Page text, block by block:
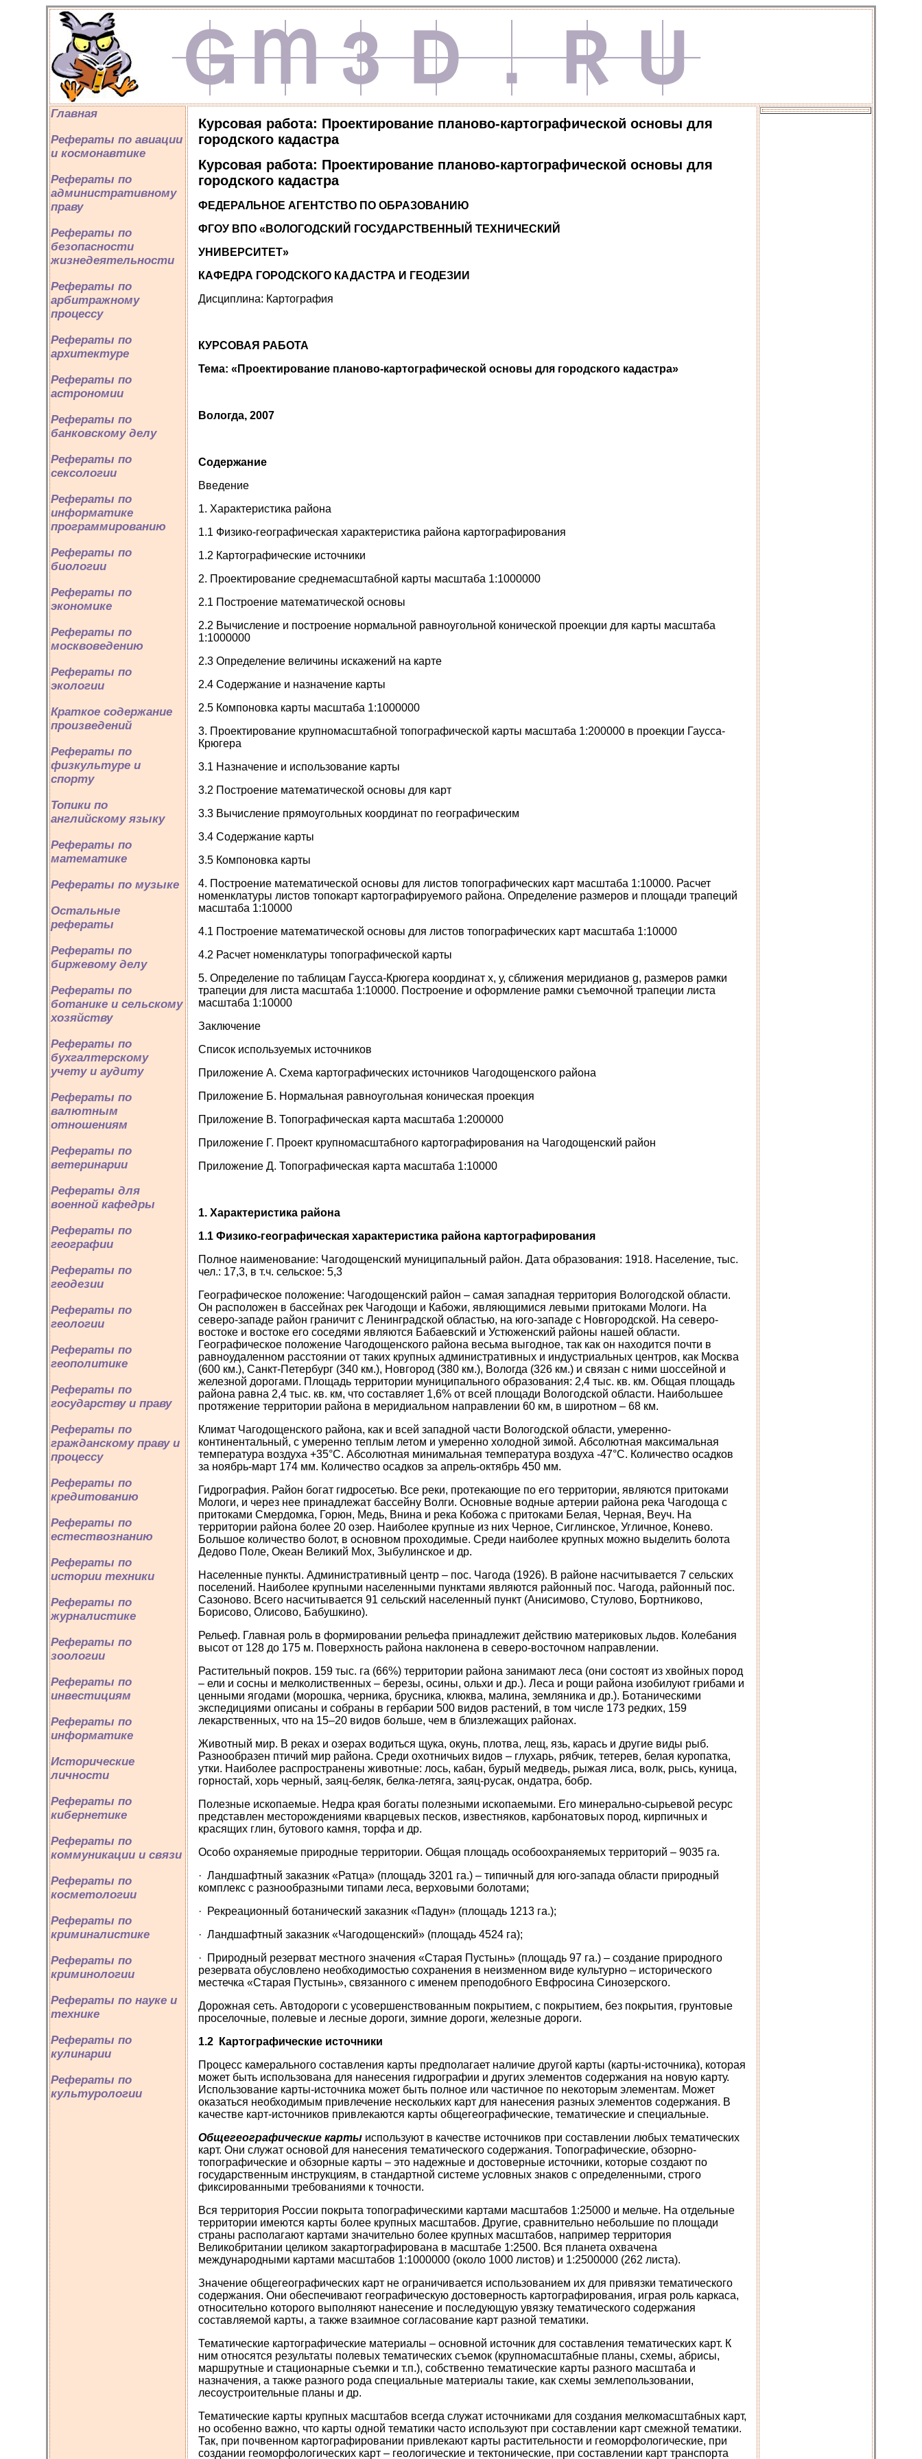
Главная
Рефераты по авиации
и космонавтике
Рефераты по
административному
праву
Рефераты по
безопасности
жизнедеятельности
Рефераты по
арбитражному
процессу
Рефераты по
архитектуре
Рефераты по
астрономии
Рефераты по
банковскому делу
Рефераты по
сексологии
Рефераты по
информатике
программированию
Рефераты по
биологии
Рефераты по
экономике
Рефераты по
москвоведению
Рефераты по
экологии
Краткое содержание
произведений
Рефераты по
физкультуре и
спорту
Топики по
английскому языку
Рефераты по
математике
Рефераты по музыке
Остальные
рефераты
Рефераты по
биржевому делу
Рефераты по
ботанике и сельскому
хозяйству
Рефераты по
бухгалтерскому
учету и аудиту
Рефераты по
валютным
отношениям
Рефераты по
ветеринарии
Рефераты для
военной кафедры
Рефераты по
географии
Рефераты по
геодезии
Рефераты по
геологии
Рефераты по
геополитике
Рефераты по
государству и праву
Рефераты по
гражданскому праву и
процессу
Рефераты по
кредитованию
Рефераты по
естествознанию
Рефераты по
истории техники
Рефераты по
журналистике
Рефераты по
зоологии
Рефераты по
инвестициям
Рефераты по
информатике
Исторические
личности
Рефераты по
кибернетике
Рефераты по
коммуникации и связи
Рефераты по
косметологии
Рефераты по
криминалистике
Рефераты по
криминологии
Рефераты по науке и
технике
Рефераты по
кулинарии
Рефераты по
культурологии
Курсовая работа: Проектирование планово-картографической основы для
городского кадастра
Курсовая работа: Проектирование планово-картографической основы для
городского кадастра
ФЕДЕРАЛЬНОЕ АГЕНТСТВО ПО ОБРАЗОВАНИЮ
ФГОУ ВПО «ВОЛОГОДСКИЙ ГОСУДАРСТВЕННЫЙ ТЕХНИЧЕСКИЙ
УНИВЕРСИТЕТ»
КАФЕДРА ГОРОДСКОГО КАДАСТРА И ГЕОДЕЗИИ
Дисциплина: Картография
КУРСОВАЯ РАБОТА
Тема: «Проектирование планово-картографической основы для городского кадастра»
Вологда, 2007
Содержание
Введение
1. Характеристика района
1.1 Физико-географическая характеристика района картографирования
1.2 Картографические источники
2. Проектирование среднемасштабной карты масштаба 1:1000000
2.1 Построение математической основы
2.2 Вычисление и построение нормальной равноугольной конической проекции для карты масштаба
1:1000000
2.3 Определение величины искажений на карте
2.4 Содержание и назначение карты
2.5 Компоновка карты масштаба 1:1000000
3. Проектирование крупномасштабной топографической карты масштаба 1:200000 в проекции Гаусса-
Крюгера
3.1 Назначение и использование карты
3.2 Построение математической основы для карт
3.3 Вычисление прямоугольных координат по географическим
3.4 Содержание карты
3.5 Компоновка карты
4. Построение математической основы для листов топографических карт масштаба 1:10000. Расчет
номенклатуры листов топокарт картографируемого района. Определение размеров и площади трапеций
масштаба 1:10000
4.1 Построение математической основы для листов топографических карт масштаба 1:10000
4.2 Расчет номенклатуры топографической карты
5. Определение по таблицам Гаусса-Крюгера координат х, у, сближения меридианов g, размеров рамки
трапеции для листа масштаба 1:10000. Построение и оформление рамки съемочной трапеции листа
масштаба 1:10000
Заключение
Список используемых источников
Приложение А. Схема картографических источников Чагодощенского района
Приложение Б. Нормальная равноугольная коническая проекция
Приложение В. Топографическая карта масштаба 1:200000
Приложение Г. Проект крупномасштабного картографирования на Чагодощенский район
Приложение Д. Топографическая карта масштаба 1:10000
1. Характеристика района
1.1 Физико-географическая характеристика района картографирования
Полное наименование: Чагодощенский муниципальный район. Дата образования: 1918. Население, тыс.
чел.: 17,3, в т.ч. сельское: 5,3
Географическое положение: Чагодощенский район – самая западная территория Вологодской области.
Он расположен в бассейнах рек Чагодощи и Кабожи, являющимися левыми притоками Мологи. На
северо-западе район граничит с Ленинградской областью, на юго-западе с Новгородской. На северо-
востоке и востоке его соседями являются Бабаевский и Устюженский районы нашей области.
Географическое положение Чагодощенского района весьма выгодное, так как он находится почти в
равноудаленном расстоянии от таких крупных административных и индустриальных центров, как Москва
(600 км.), Санкт-Петербург (340 км.), Новгород (380 км.), Вологда (326 км.) и связан с ними шоссейной и
железной дорогами. Площадь территории муниципального образования: 2,4 тыс. кв. км. Общая площадь
района равна 2,4 тыс. кв. км, что составляет 1,6% от всей площади Вологодской области. Наибольшее
протяжение территории района в меридиальном направлении 60 км, в широтном – 68 км.
Климат Чагодощенского района, как и всей западной части Вологодской области, умеренно-
континентальный, с умеренно теплым летом и умеренно холодной зимой. Абсолютная максимальная
температура воздуха +35°С. Абсолютная минимальная температура воздуха -47°С. Количество осадков
за ноябрь-март 174 мм. Количество осадков за апрель-октябрь 450 мм.
Гидрография. Район богат гидросетью. Все реки, протекающие по его территории, являются притоками
Мологи, и через нее принадлежат бассейну Волги. Основные водные артерии района река Чагодоща с
притоками Смердомка, Горюн, Медь, Внина и река Кобожа с притоками Белая, Черная, Веуч. На
территории района более 20 озер. Наиболее крупные из них Черное, Сиглинское, Угличное, Конево.
Большое количество болот, в основном проходимые. Среди наиболее крупных можно выделить болота
Дедово Поле, Океан Великий Мох, Зыбулинское и др.
Населенные пункты. Административный центр – пос. Чагода (1926). В районе насчитывается 7 сельских
поселений. Наиболее крупными населенными пунктами являются районный пос. Чагода, районный пос.
Сазоново. Всего насчитывается 91 сельский населенный пункт (Анисимово, Стулово, Бортниково,
Борисово, Олисово, Бабушкино).
Рельеф. Главная роль в формировании рельефа принадлежит действию материковых льдов. Колебания
высот от 128 до 175 м. Поверхность района наклонена в северо-восточном направлении.
Растительный покров. 159 тыс. га (66%) территории района занимают леса (они состоят из хвойных пород
– ели и сосны и мелколиственных – березы, осины, ольхи и др.). Леса и рощи района изобилуют грибами и
ценными ягодами (морошка, черника, брусника, клюква, малина, земляника и др.). Ботаническими
экспедициями описаны и собраны в гербарии 500 видов растений, в том числе 173 редких, 159
лекарственных, что на 15–20 видов больше, чем в близлежащих районах.
Животный мир. В реках и озерах водиться щука, окунь, плотва, лещ, язь, карась и другие виды рыб.
Разнообразен птичий мир района. Среди охотничьих видов – глухарь, рябчик, тетерев, белая куропатка,
утки. Наиболее распространены животные: лось, кабан, бурый медведь, рыжая лиса, волк, рысь, куница,
горностай, хорь черный, заяц-беляк, белка-летяга, заяц-русак, ондатра, бобр.
Полезные ископаемые. Недра края богаты полезными ископаемыми. Его минерально-сырьевой ресурс
представлен месторождениями кварцевых песков, известняков, карбонатовых пород, кирпичных и
красящих глин, бутового камня, торфа и др.
Особо охраняемые природные территории. Общая площадь особоохраняемых территорий – 9035 га.
· Ландшафтный заказник «Ратца» (площадь 3201 га.) – типичный для юго-запада области природный
комплекс с разнообразными типами леса, верховыми болотами;
· Рекреационный ботанический заказник «Падун» (площадь 1213 га.);
· Ландшафтный заказник «Чагодощенский» (площадь 4524 га);
· Природный резерват местного значения «Старая Пустынь» (площадь 97 га.) – создание природного
резервата обусловлено необходимостью сохранения в неизменном виде культурно – исторического
местечка «Старая Пустынь», связанного с именем преподобного Евфросина Синозерского.
Дорожная сеть. Автодороги с усовершенствованным покрытием, с покрытием, без покрытия, грунтовые
проселочные, полевые и лесные дороги, зимние дороги, железные дороги.
1.2
Картографические источники
Процесс камерального составления карты предполагает наличие другой карты (карты-источника), которая
может быть использована для нанесения гидрографии и других элементов содержания на новую карту.
Использование карты-источника может быть полное или частичное по некоторым элементам. Может
оказаться необходимым привлечение нескольких карт для нанесения разных элементов содержания. В
качестве карт-источников привлекаются карты общегеографические, тематические и специальные.
Общегеографические карты используют в качестве источников при составлении любых тематических
карт. Они служат основой для нанесения тематического содержания. Топографические, обзорно-
топографические и обзорные карты – это надежные и достоверные источники, которые создают по
государственным инструкциям, в стандартной системе условных знаков с определенными, строго
фиксированными требованиями к точности.
Вся территория России покрыта топографическими картами масштабов 1:25000 и мельче. На отдельные
территории имеются карты более крупных масштабов. Другие, сравнительно небольшие по площади
страны располагают картами значительно более крупных масштабов, например территория
Великобритании целиком закартографирована в масштабе 1:2500. Вся планета охвачена
международными картами масштабов 1:1000000 (около 1000 листов) и 1:2500000 (262 листа).
Значение общегеографических карт не ограничивается использованием их для привязки тематического
содержания. Они обеспечивают географическую достоверность картографирования, играя роль каркаса,
относительно которого выполняют нанесение и последующую увязку тематического содержания
составляемой карты, а также взаимное согласование карт разной тематики.
Тематические картографические материалы – основной источник для составления тематических карт. К
ним относятся результаты полевых тематических съемок (крупномасштабные планы, схемы, абрисы,
маршрутные и стационарные съемки и т.п.), собственно тематические карты разного масштаба и
назначения, а также разного рода специальные материалы такие, как схемы землепользовании,
лесоустроительные планы и др.
Тематические карты крупных масштабов всегда служат источниками для создания мелкомасштабных карт,
но особенно важно, что карты одной тематики часто используют при составлении карт смежной тематики.
Так, при почвенном картографировании привлекают карты растительности и геоморфологические, при
создании геоморфологических карт – геологические и тектонические, при составлении карт транспорта